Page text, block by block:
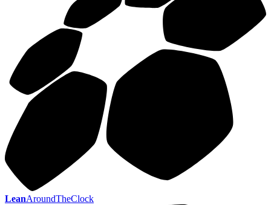
LeanAroundTheClock